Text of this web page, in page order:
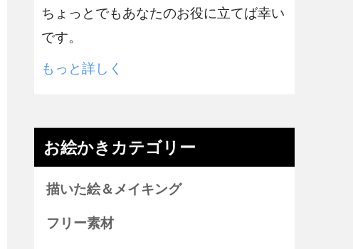
ちょっとでもあなたのお役に立てば幸い
です。
もっと詳しく
お絵かきカテゴリー
描いた絵＆メイキング
フリー素材